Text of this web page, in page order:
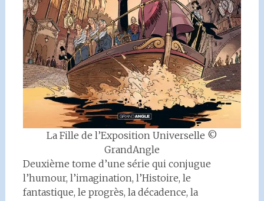
La Fille de l’Exposition Universelle ©
GrandAngle
Deuxième tome d’une série qui conjugue
l’humour, l’imagination, l’Histoire, le
fantastique, le progrès, la décadence, la